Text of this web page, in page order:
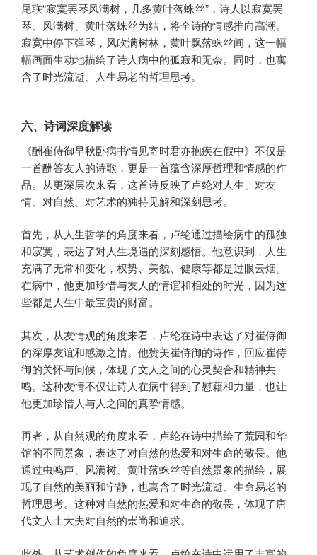
尾联“寂寞罢琴风满树，几多黄叶落蛛丝”，诗人以寂寞罢
琴、风满树、黄叶落蛛丝为结，将全诗的情感推向高潮。
寂寞中停下弹琴，风吹满树林，黄叶飘落蛛丝间，这一幅
幅画面生动地描绘了诗人病中的孤寂和无奈。同时，也寓
含了时光流逝、人生易老的哲理思考。
六、诗词深度解读
《酬崔侍御早秋卧病书情见寄时君亦抱疾在假中》不仅是
一首酬答友人的诗歌，更是一首蕴含深厚哲理和情感的作
品。从更深层次来看，这首诗反映了卢纶对人生、对友
情、对自然、对艺术的独特见解和深刻思考。
首先，从人生哲学的角度来看，卢纶通过描绘病中的孤独
和寂寞，表达了对人生境遇的深刻感悟。他意识到，人生
充满了无常和变化，权势、美貌、健康等都是过眼云烟。
在病中，他更加珍惜与友人的情谊和相处的时光，因为这
些都是人生中最宝贵的财富。
其次，从友情观的角度来看，卢纶在诗中表达了对崔侍御
的深厚友谊和感激之情。他赞美崔侍御的诗作，回应崔侍
御的关怀与问候，体现了文人之间的心灵契合和精神共
鸣。这种友情不仅让诗人在病中得到了慰藉和力量，也让
他更加珍惜人与人之间的真挚情感。
再者，从自然观的角度来看，卢纶在诗中描绘了荒园和华
馆的不同景象，表达了对自然的热爱和对生命的敬畏。他
通过虫鸣声、风满树、黄叶落蛛丝等自然景象的描绘，展
现了自然的美丽和宁静，也寓含了时光流逝、生命易老的
哲理思考。这种对自然的热爱和对生命的敬畏，体现了唐
代文人士大夫对自然的崇尚和追求。